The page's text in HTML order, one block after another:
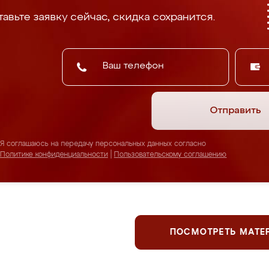
заявку сейчас, скидка сохранится.
Отправить
Я соглашаюсь на передачу персональных данных согласно
Политике конфиденциальности
Пользовательскому соглашению
ПОСМОТРЕТЬ